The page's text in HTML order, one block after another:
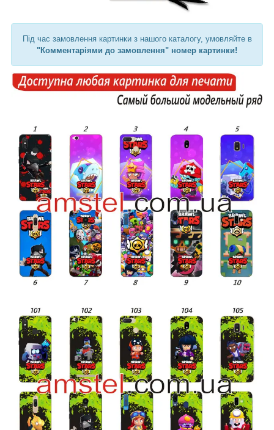
Під час замовлення картинки з нашого каталогу, умовляйте в
"Комментаріями до замовлення" номер картинки!